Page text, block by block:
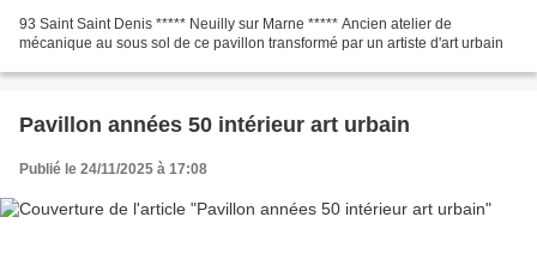
93 Saint Saint Denis ***** Neuilly sur Marne ***** Ancien atelier de
mécanique au sous sol de ce pavillon transformé par un artiste d'art urbain
Pavillon années 50 intérieur art urbain
Publié le 24/11/2025 à 17:08